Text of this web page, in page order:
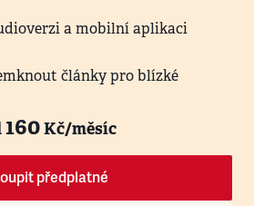
a mobilní aplikaci
články pro blízké
160Kč/měsíc
předplatné